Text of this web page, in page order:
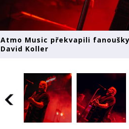
Atmo Music překvapili
David Koller